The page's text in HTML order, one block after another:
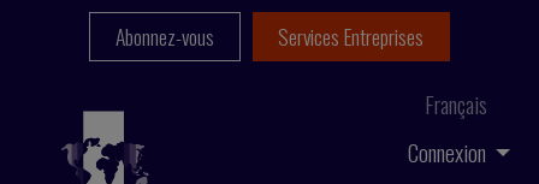
Connexion
Français
Abonnez-vous Services Entreprises